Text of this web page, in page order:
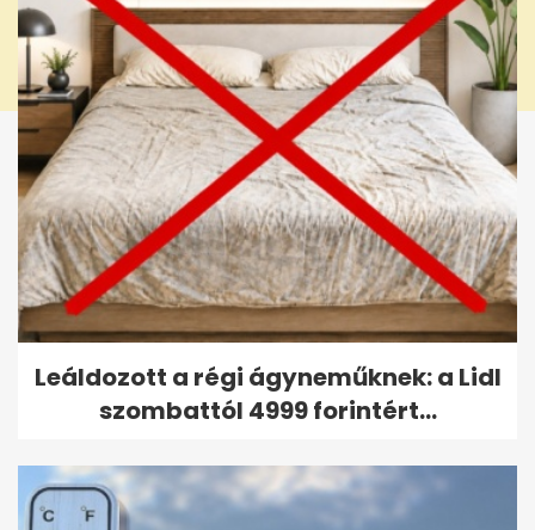
Leáldozott a régi ágyneműknek: a Lidl
szombattól 4999 forintért...